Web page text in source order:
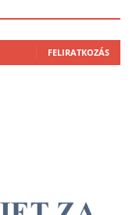
FELIRATKOZÁS